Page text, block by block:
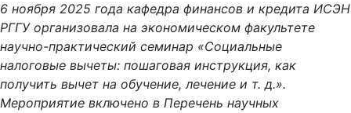
6 ноября 2025 года кафедра финансов и кредита ИСЭН
РГГУ организовала на экономическом факультете
научно-практический семинар «Социальные
налоговые вычеты: пошаговая инструкция, как
получить вычет на обучение, лечение и т. д.».
Мероприятие включено в Перечень научных